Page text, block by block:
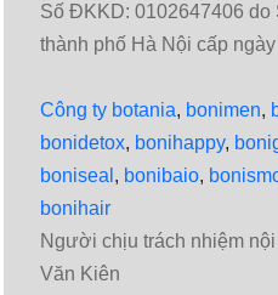
Số ĐKKD: 0102647406
thành phố Hà Nội cấp
Công ty botania, bonimen,
bonidetox, bonihappy,
boniseal , bonibaio,
bonihair
Người chịu trách nhiệm
Văn Kiên